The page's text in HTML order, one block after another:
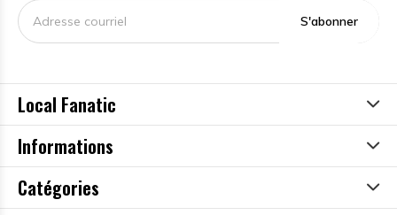
S'abonner
Local Fanatic
Informations
Catégories